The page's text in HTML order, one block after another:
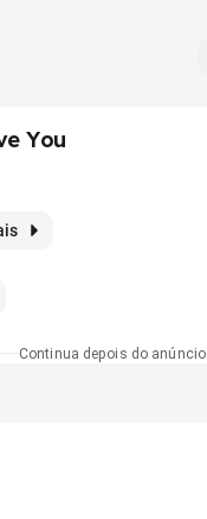
You
Continua depois do anúncio